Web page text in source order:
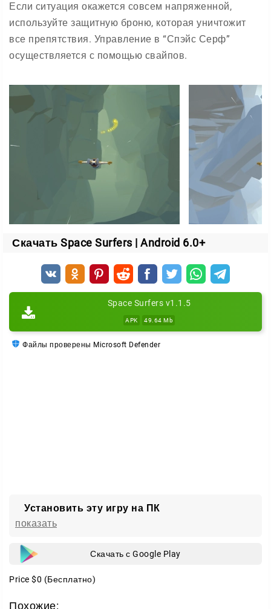
Если ситуация окажется совсем напряженной,
используйте защитную броню, которая уничтожит
все препятствия. Управление в “Спэйс Серф”
осуществляется с помощью свайпов.
Скачать Space Surfers | Android 6.0+
Space Surfers v1.1.5
APK 49.64 Mb
Файлы проверены Microsoft Defender
Установить эту игру на ПК
показать
Скачать с Google Play
Price $0 (Бесплатно)
Похожие: